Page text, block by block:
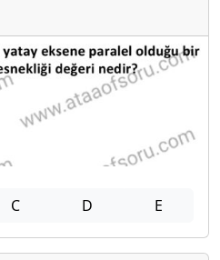
C D E